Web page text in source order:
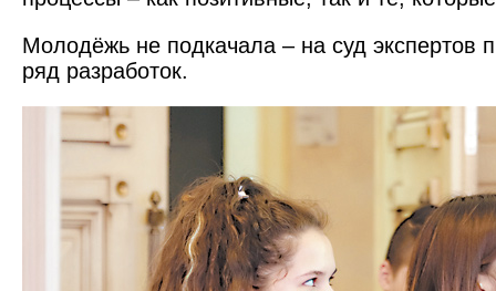
Молодёжь не подкачала – на суд экспертов
ряд разработок.